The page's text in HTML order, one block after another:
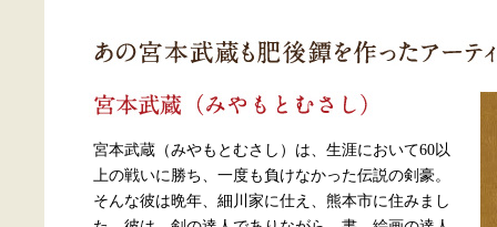
宮本武蔵（みやもとむさし）は、生涯において60以
上の戦いに勝ち、一度も負けなかった伝説の剣豪。
そんな彼は晩年、細川家に仕え、熊本市に住みまし